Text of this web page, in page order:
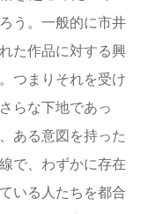
う。一般的に市井
た作品に対する興
つまりそれを受け
らな下地であっ
ある意図を持った
で、わずかに存在
いる人たちを都合